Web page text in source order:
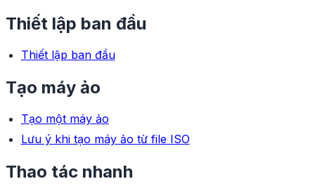
Thiết lập ban đầu
Thiết lập ban đầu
Tạo máy ảo
Tạo một máy ảo
Lưu ý khi tạo máy ảo từ file ISO
Thao tác nhanh